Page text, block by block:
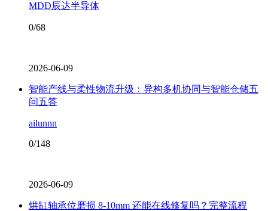
MDD辰达半导体
0/68
2026-06-09
智能产线与柔性物流升级：异构多机协同与智能仓储五
问五答
ailunnn
0/148
2026-06-09
烘缸轴承位磨损 8-10mm 还能在线修复吗？完整流程